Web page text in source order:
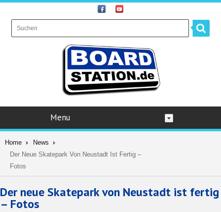
Menu
Home
News
Der Neue Skatepark Von Neustadt Ist Fertig –
Fotos
Der neue Skatepark von Neustadt ist fertig
– Fotos